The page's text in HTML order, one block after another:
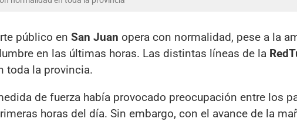
público en San Juan opera con normalidad, pese a la
en las últimas horas. Las distintas líneas de la
toda la provincia.
de fuerza había provocado preocupación entre los
horas del día. Sin embargo, con el avance de la